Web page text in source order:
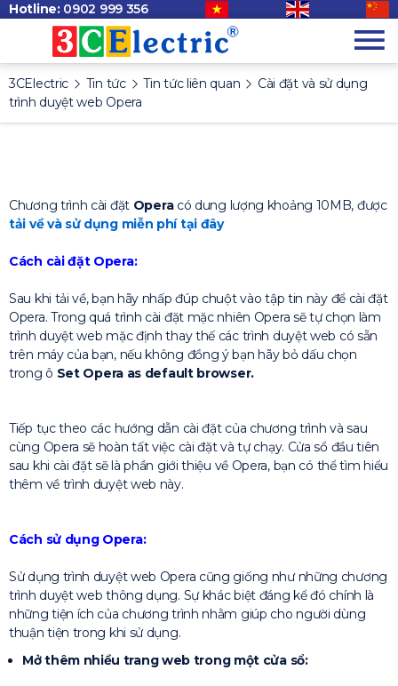
Hotline: 0902 999 356
3CElectric Tin tức Tin tức liên quan
Cài đặt và sử dụng
trình duyệt web Opera
Chương trình cài đặt Opera có dung lượng khoảng 10MB, được
tải về và sử dụng miễn phítại đây
Cách cài đặt Opera:
Sau khi tải về, bạn hãy nhấp đúp chuột vào tập tin này để cài đặt
Opera. Trong quá trình cài đặt mặc nhiên Opera sẽ tự chọn làm
trình duyệt web mặc định thay thế các trình duyệt web có sẵn
trên máy của bạn, nếu không đồng ý bạn hãy bỏ dấu chọn
trong ô Set Opera as default browser.
Tiếp tục theo các hướng dẫn cài đặt của chương trình và sau
cùng Opera sẽ hoàn tất việc cài đặt và tự chạy. Cửa sổ đầu tiên
sau khi cài đặt sẽ là phần giới thiệu về Opera, bạn có thể tìm hiểu
thêm về trình duyệt web này.
Cách sử dụng Opera:
Sử dụng trình duyệt web Opera cũng giống như những chương
trình duyệt web thông dụng. Sự khác biệt đáng kể đó chính là
những tiện ích của chương trình nhằm giúp cho người dùng
thuận tiện trong khi sử dụng.
Mở thêm nhiều trang web trong một cửa sổ: